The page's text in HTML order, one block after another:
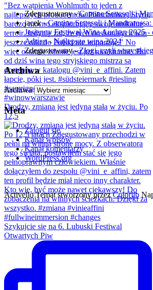
Drodzy, zmiana jest jedyną stałą w życiu. Po
12,5
Szykujcie się na 6. Lubuski Festiwal
Otwartych Piw
Zdegustowany-Cantine Settesoli i
jacek-Cantine Settesoli i
Jesienny Festiwal Wina Auchan 2025
Adrian- Najlepsze wina 2024
Zdegustowany-Złogi, czyli
Archiwa
Archiwa
Meta
Zaloguj się
Kanał wpisów
Kanał komentarzy
WordPress.org
Activello Temat stworzony przezColorlib